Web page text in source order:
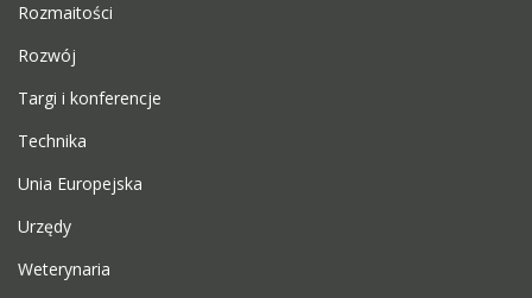
Rozmaitości
Rozwój
Targi i konferencje
Technika
Unia Europejska
Urzędy
Weterynaria